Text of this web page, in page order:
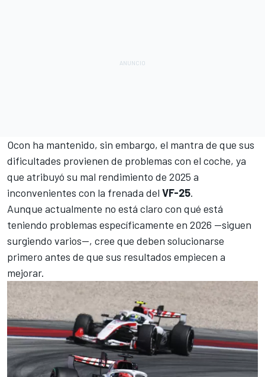
Ocon ha mantenido, sin embargo, el mantra de que sus
dificultades provienen de problemas con el coche, ya
que atribuyó su mal rendimiento de 2025 a
inconvenientes con la frenada del VF-25.
Aunque actualmente no está claro con qué está
teniendo problemas específicamente en 2026 —siguen
surgiendo varios—, cree que deben solucionarse
primero antes de que sus resultados empiecen a
mejorar.